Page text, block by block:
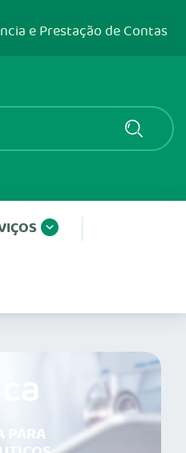
e Prestação de Contas
PARA